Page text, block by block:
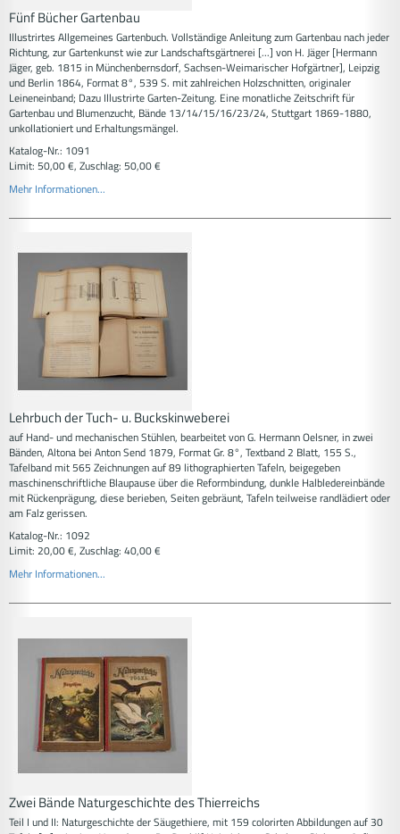
Fünf Bücher Gartenbau
Illustrirtes Allgemeines Gartenbuch. Vollständige Anleitung zum Gartenbau nach jeder
Richtung, zur Gartenkunst wie zur Landschaftsgärtnerei [...] von H. Jäger [Hermann
Jäger, geb. 1815 in Münchenbernsdorf, Sachsen-Weimarischer Hofgärtner], Leipzig
und Berlin 1864, Format 8°, 539 S. mit zahlreichen Holzschnitten, originaler
Leineneinband; Dazu Illustrirte Garten-Zeitung. Eine monatliche Zeitschrift für
Gartenbau und Blumenzucht, Bände 13/14/15/16/23/24, Stuttgart 1869-1880,
unkollationiert und Erhaltungsmängel.
Katalog-Nr.: 1091
Limit: 50,00 €, Zuschlag: 50,00 €
Mehr Informationen...
Lehrbuch der Tuch- u. Buckskinweberei
auf Hand- und mechanischen Stühlen, bearbeitet von G. Hermann Oelsner, in zwei
Bänden, Altona bei Anton Send 1879, Format Gr. 8°, Textband 2 Blatt, 155 S.,
Tafelband mit 565 Zeichnungen auf 89 lithographierten Tafeln, beigegeben
maschinenschriftliche Blaupause über die Reformbindung, dunkle Halbledereinbände
mit Rückenprägung, diese berieben, Seiten gebräunt, Tafeln teilweise randlädiert oder
am Falz gerissen.
Katalog-Nr.: 1092
Limit: 20,00 €, Zuschlag: 40,00 €
Mehr Informationen...
Zwei Bände Naturgeschichte des Thierreichs
Teil I und II: Naturgeschichte der Säugethiere, mit 159 colorirten Abbildungen auf 30